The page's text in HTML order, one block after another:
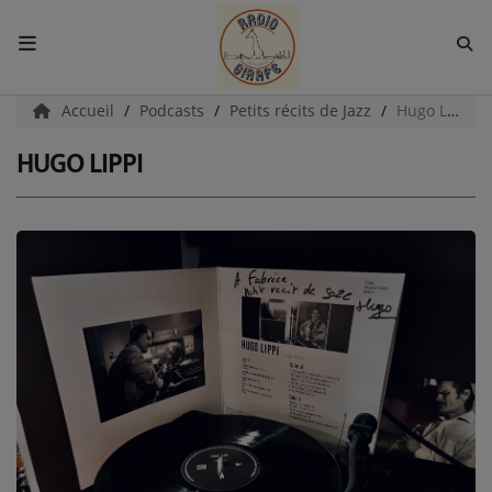
ACCUEIL
Radio
EQUIPES
EVÈNEMENTS
Podcast
UN HAVRE DE CULTURE
PAROLES D'ENTREPRENEURS
Accueil Podcasts Petits récits de Jazz Hugo Lippi
HUGO LIPPI